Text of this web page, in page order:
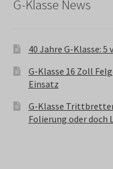
G-Klasse News
40 Jahre G-Klasse:
G-Klasse 16 Zoll
Einsatz
G-Klasse
Folierung oder doch